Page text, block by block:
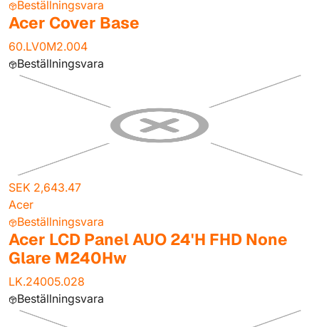
Beställningsvara
Acer Cover Base
60.LV0M2.004
Beställningsvara
SEK 2,643.47
Acer
Beställningsvara
Acer LCD Panel AUO 24'H FHD None
Glare M240Hw
LK.24005.028
Beställningsvara